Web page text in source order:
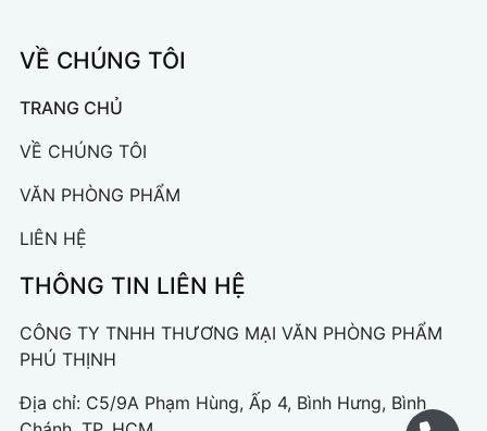
VỀ CHÚNG TÔI
TRANG CHỦ
VỀ CHÚNG TÔI
VĂN PHÒNG PHẨM
LIÊN HỆ
THÔNG TIN LIÊN HỆ
CÔNG TY TNHH THƯƠNG MẠI VĂN PHÒNG PHẨM
PHÚ THỊNH
Địa chỉ: C5/9A Phạm Hùng, Ấp 4, Bình Hưng, Bình